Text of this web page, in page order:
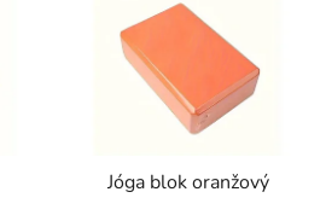
Jóga blok oranžový